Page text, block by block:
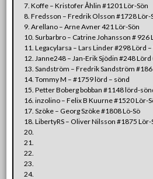
7. Koffe – Kristofer Åhlin #1201 Lör-Sön
8. Fredsson – Fredrik Olsson #1728 Lör-
9. Arellano – Arne Avner 421 Lör-Sön
10. Surbarbro – Catrine Johansson # 926
11. Legacylarsa – Lars Linder #298 Lörd –
12. Janne248 – Jan-Erik Sjödin #248
13. Sandström – Fredrik Sandström
14. Tommy M – #1759 lörd – sönd
15. Petter Boberg bobban #1148 lörd-
16. inzolino – Felix B Kuurne #1520 Lör-
17. Szöke – Georg Szöke #1808 Lö-Sö
18. LibertyRS – Oliver Nilsson #1875 Lör-
20.
21.
22.
23.
24.